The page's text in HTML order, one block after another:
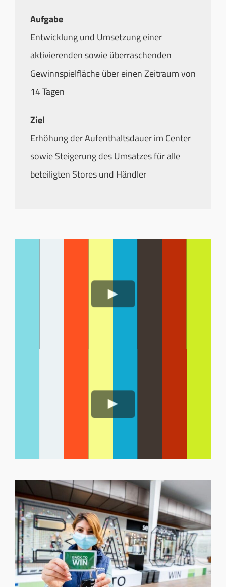
Aufgabe
Entwicklung und Umsetzung einer
aktivierenden sowie überraschenden
Gewinnspielfläche über einen Zeitraum von
14 Tagen
Ziel
Erhöhung der Aufenthaltsdauer im Center
sowie Steigerung des Umsatzes für alle
beteiligten Stores und Händler